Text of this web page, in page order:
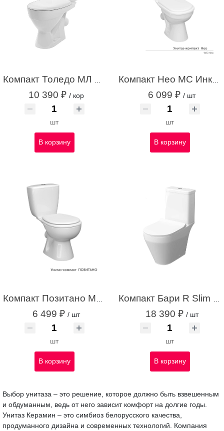
10 390 ₽ / кор
шт
В корзину
6 099 ₽ / шт
шт
В корзину
6 499 ₽ / шт
шт
В корзину
18 390 ₽ / шт
шт
В корзину
Выбор унитаза – это решение, которое должно быть взвешенным
и обдуманным, ведь от него зависит комфорт на долгие годы.
Унитаз Керамин – это симбиоз белорусского качества,
продуманного дизайна и современных технологий. Компания